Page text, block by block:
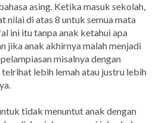
asing. Ketika masuk sekolah,
nilai di atas 8 untuk semua mata
ini itu tanpa anak ketahui apa
jika anak akhirnya malah menjadi
misalnya dengan
lebih lemah atau justru lebih
tidak menuntut anak dengan